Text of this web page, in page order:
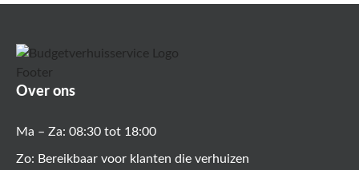
Over ons
Ma – Za: 08:30 tot 18:00
Zo: Bereikbaar voor klanten die verhuizen